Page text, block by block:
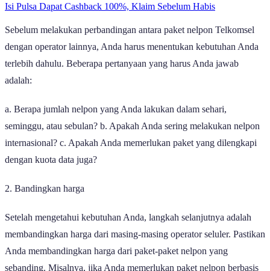
Isi Pulsa Dapat Cashback 100%, Klaim Sebelum Habis
Sebelum melakukan perbandingan antara paket nelpon Telkomsel
dengan operator lainnya, Anda harus menentukan kebutuhan Anda
terlebih dahulu. Beberapa pertanyaan yang harus Anda jawab
adalah:
a. Berapa jumlah nelpon yang Anda lakukan dalam sehari,
seminggu, atau sebulan? b. Apakah Anda sering melakukan nelpon
internasional? c. Apakah Anda memerlukan paket yang dilengkapi
dengan kuota data juga?
2. Bandingkan harga
Setelah mengetahui kebutuhan Anda, langkah selanjutnya adalah
membandingkan harga dari masing-masing operator seluler. Pastikan
Anda membandingkan harga dari paket-paket nelpon yang
sebanding. Misalnya, jika Anda memerlukan paket nelpon berbasis